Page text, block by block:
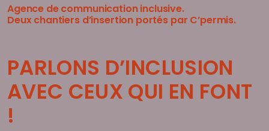
Agence de communication inclusive.
Deux chantiers d’insertion portés par C’permis.
PARLONS D’INCLUSION
AVEC CEUX QUI EN FONT
!